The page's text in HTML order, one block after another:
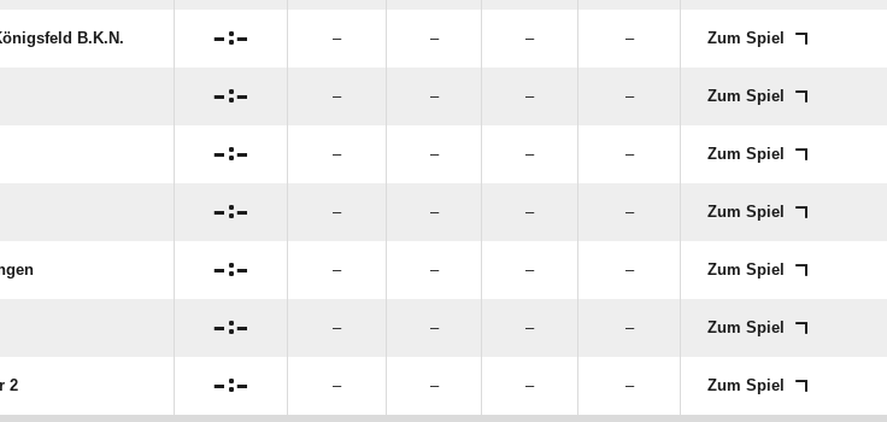
B.K.N. : – – – – Zum Spiel
: – – – – Zum Spiel
: – – – – Zum Spiel
: – – – – Zum Spiel
: – – – – Zum Spiel
: – – – – Zum Spiel
2 : – – – – Zum Spiel